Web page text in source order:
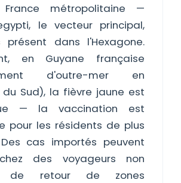
métropolitaine —
le vecteur principal,
dans l'Hexagone.
en Guyane française
d'outre-mer en
Sud), la fièvre jaune est
— la vaccination est
pour les résidents de plus
cas importés peuvent
des voyageurs non
de retour de zones